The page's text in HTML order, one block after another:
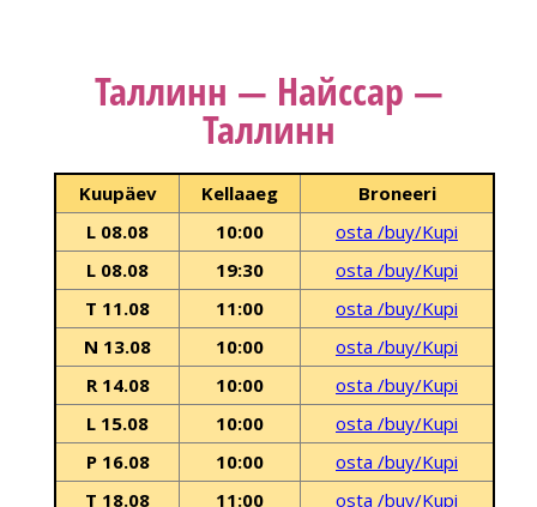
Таллинн — Найссар —
Таллинн